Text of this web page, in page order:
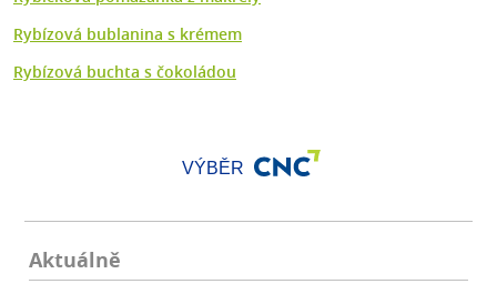
Rybízová bublanina s krémem
Rybízová buchta s čokoládou
VÝBĚR
Aktuálně